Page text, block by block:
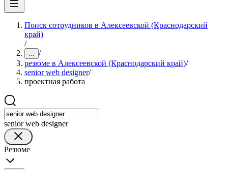
Поиск сотрудников в Алексеевской (Краснодарский
край)
/
... /
резюме в Алексеевской (Краснодарский край)/
senior web designer/
проектная работа
senior web designer
Резюме